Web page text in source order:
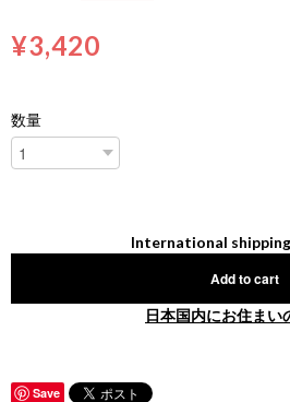
¥3,420
数量
International
Add to cart
日本国内にお住まい
Save